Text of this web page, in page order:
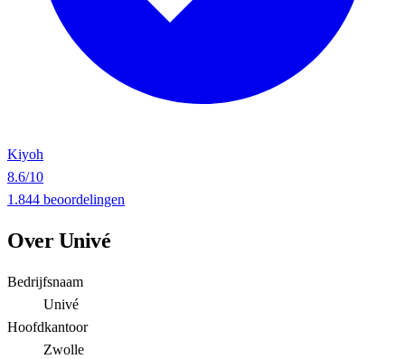
Kiyoh
8.6/10
1.844 beoordelingen
Over Univé
Bedrijfsnaam
Univé
Hoofdkantoor
Zwolle